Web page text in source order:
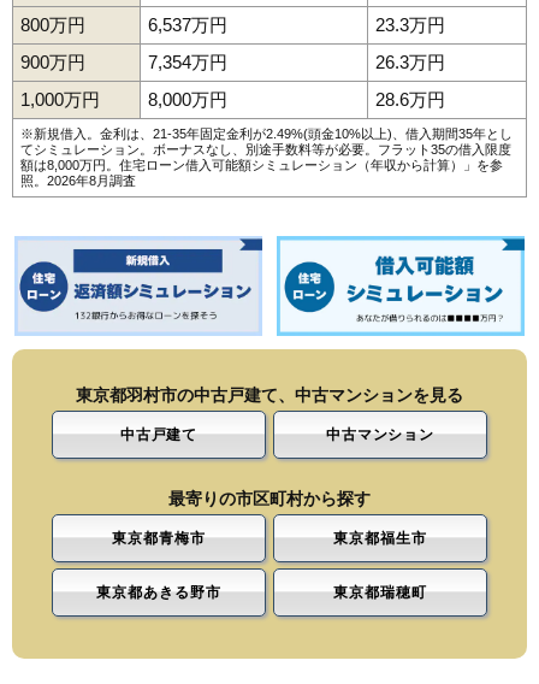
800万円
6,537万円
23.3万円
900万円
7,354万円
26.3万円
1,000万円
8,000万円 28.6万円
※新規借入。金利は、21-35年固定金利が2.49%(頭金10%以上)、借入期間35年とし
てシミュレーション。ボーナスなし、別途手数料等が必要。フラット35の借入限度
額は8,000万円。 住宅ローン借入可能額シミュレーション（年収から計算）
」を参
照。2026年8月調査
東京都羽村市の中古戸建て、中古マンションを見る
中古戸建て 中古マンション
最寄りの市区町村から探す
東京都青梅市 東京都福生市
東京都あきる野市 東京都瑞穂町